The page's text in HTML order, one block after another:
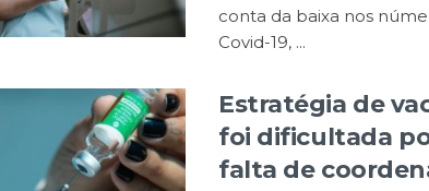
conta da baixa nos
Covid-19, ...
Estratégia de
foi dificultada
falta de